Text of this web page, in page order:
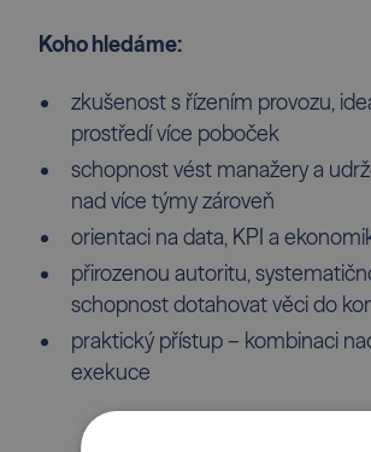
Koho hledáme:
zkušenost s řízením provozu,
prostředí více poboček
schopnost vést manažery a
nad více týmy zároveň
orientaci na data, KPI a
přirozenou autoritu,
schopnost dotahovat věci do
praktický přístup – kombinaci
exekuce